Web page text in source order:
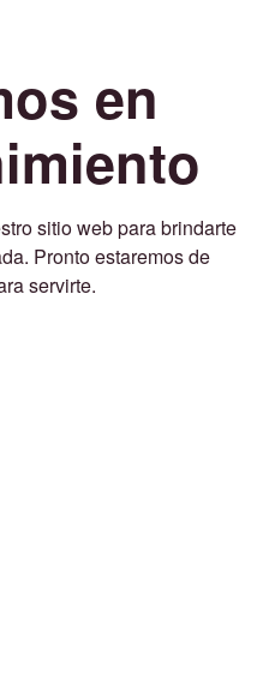
en
sitio web para brindarte
Pronto estaremos de
servirte.